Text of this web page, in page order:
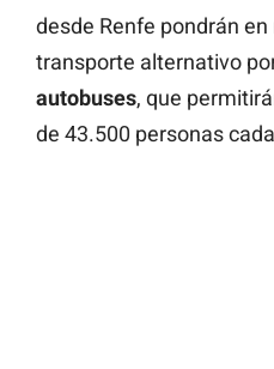
desde Renfe pondrán
transporte alternativo
autobuses, que
de 43.500 personas